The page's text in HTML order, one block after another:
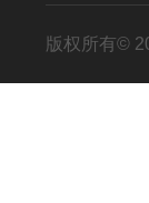
版权所有©